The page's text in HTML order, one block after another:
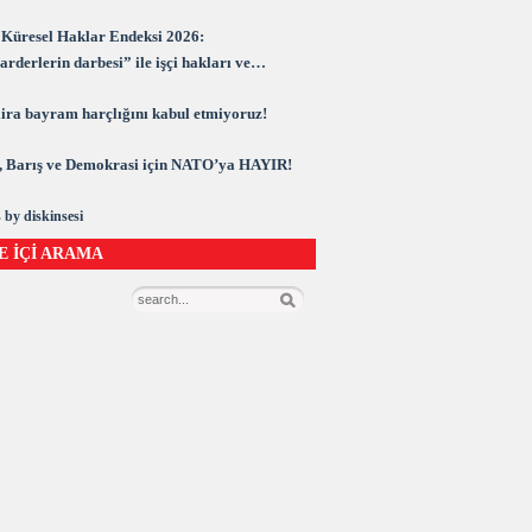
Haklar Endeksi 2026:
darbesi” ile işçi hakları ve
bayram harçlığını kabul etmiyoruz!
Barış ve Demokrasi için NATO’ya HAYIR!
by diskinsesi
İÇİ ARAMA